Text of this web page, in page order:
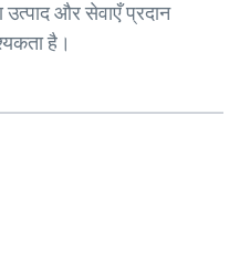
और सेवाएँ प्रदान
है।